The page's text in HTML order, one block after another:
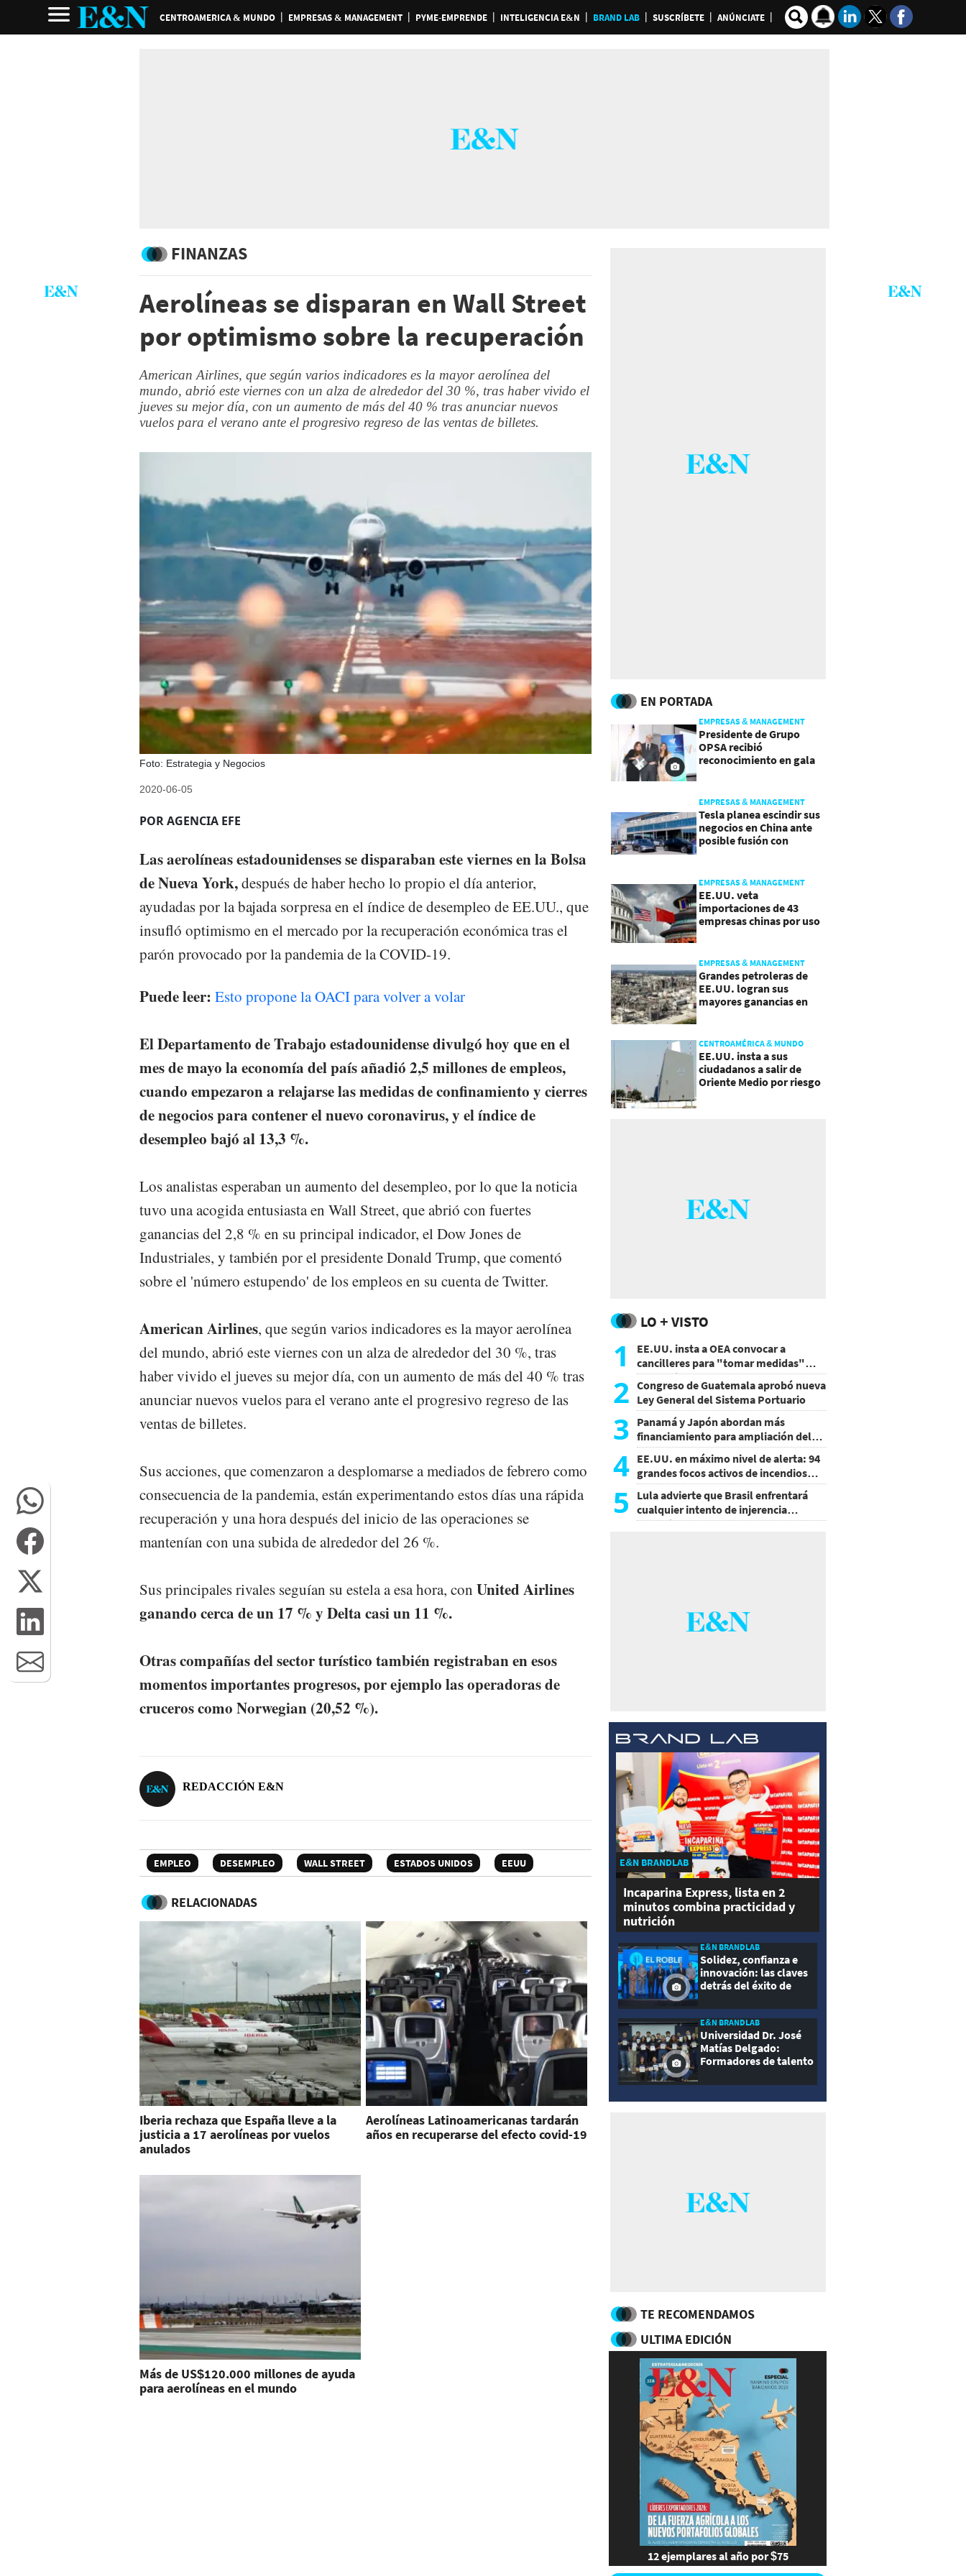
CENTROAMERICA & MUNDO EMPRESAS & MANAGEMENT PYME-EMPRENDE INTELIGENCIA E&N BRAND LAB SUSCRÍBETE ANÚNCIATE
FINANZAS
Aerolíneas se disparan en Wall Street
por optimismo sobre la recuperación
American Airlines, que según varios indicadores es la mayor aerolínea del
mundo, abrió este viernes con un alza de alrededor del 30 %, tras haber vivido el
jueves su mejor día, con un aumento de más del 40 % tras anunciar nuevos
vuelos para el verano ante el progresivo regreso de las ventas de billetes.
Foto: Estrategia y Negocios
2020-06-05
POR AGENCIA EFE
Las aerolíneas estadounidenses se disparaban este viernes en la Bolsa
de Nueva York,después de haber hecho lo propio el día anterior,
ayudadas por la bajada sorpresa en el índice de desempleo de EE.UU., que
insufló optimismo en el mercado por la recuperación económica tras el
parón provocado por la pandemia de la COVID-19.
Puede leer: Esto propone la OACI para volver a volar
El Departamento de Trabajo estadounidense divulgó hoy que en el
mes de mayo la economía del país añadió 2,5 millones de empleos,
cuando empezaron a relajarse las medidas de confinamiento y cierres
de negocios para contener el nuevo coronavirus, y el índice de
desempleo bajó al 13,3 %.
Los analistas esperaban un aumento del desempleo, por lo que la noticia
tuvo una acogida entusiasta en Wall Street, que abrió con fuertes
ganancias del 2,8 % en su principal indicador, el Dow Jones de
Industriales, y también por el presidente Donald Trump, que comentó
sobre el 'número estupendo' de los empleos en su cuenta de Twitter.
American Airlines, que según varios indicadores es la mayor aerolínea
del mundo, abrió este viernes con un alza de alrededor del 30 %, tras
haber vivido el jueves su mejor día, con un aumento de más del 40 % tras
anunciar nuevos vuelos para el verano ante el progresivo regreso de las
ventas de billetes.
Sus acciones, que comenzaron a desplomarse a mediados de febrero como
consecuencia de la pandemia, están experimentando estos días una rápida
recuperación y una hora después del inicio de las operaciones se
mantenían con una subida de alrededor del 26 %.
Sus principales rivales seguían su estela a esa hora, con United Airlines
ganando cerca de un 17 % y Delta casi un 11 %.
Otras compañías del sector turístico también registraban en esos
momentos importantes progresos, por ejemplo las operadoras de
cruceros como Norwegian (20,52 %).
REDACCIÓN E&N
EMPLEO DESEMPLEO WALL STREET ESTADOS UNIDOS EEUU
RELACIONADAS
Iberia rechaza que España lleve a la
justicia a 17 aerolíneas por vuelos
anulados
Aerolíneas Latinoamericanas tardarán
años en recuperarse del efecto covid-19
Más de US$120.000 millones de ayuda
para aerolíneas en el mundo
EN PORTADA
EMPRESAS & MANAGEMENT
Presidente de Grupo
OPSA recibió
reconocimiento en gala
EMPRESAS & MANAGEMENT
Tesla planea escindir sus
negocios en China ante
posible fusión con
EMPRESAS & MANAGEMENT
EE.UU. veta
importaciones de 43
empresas chinas por uso
EMPRESAS & MANAGEMENT
Grandes petroleras de
EE.UU. logran sus
mayores ganancias en
CENTROAMÉRICA & MUNDO
EE.UU. insta a sus
ciudadanos a salir de
Oriente Medio por riesgo
LO + VISTO
1
EE.UU. insta a OEA convocar a
cancilleres para "tomar medidas"
sobre Nicaragua
2 Congreso de Guatemala aprobó nueva
Ley General del Sistema Portuario
3 Panamá y Japón abordan más
financiamiento para ampliación del
metro
4 EE.UU. en máximo nivel de alerta: 94
grandes focos activos de incendios
forestales
5
Lula advierte que Brasil enfrentará
cualquier intento de injerencia
extranjera
E&N BRANDLAB
Incaparina Express, lista en 2
minutos combina practicidad y
nutrición
E&N BRANDLAB
Solidez, confianza e
innovación: las claves
detrás del éxito de
E&N BRANDLAB
Universidad Dr. José
Matías Delgado:
Formadores de talento
TE RECOMENDAMOS
ULTIMA EDICIÓN
12 ejemplares al año por $75